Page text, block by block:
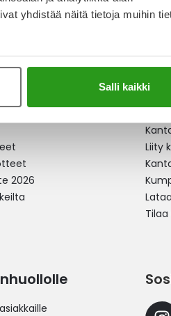
yhdistää näitä tietoja muihin
Salli kaikki
2026
Liity